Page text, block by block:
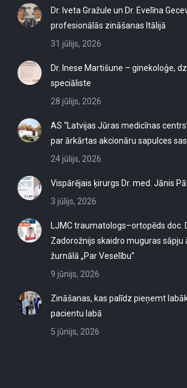
Dr. Iveta Gražule un Dr. Evelīna
profesionālās zināšanas Itālijā
31 jūlijs, 2026
Dr. Inese Martišune – ginekoloģe,
speciāliste
28 jūlijs, 2026
AS “Latvijas Jūras medicīnas
par ārkārtas akcionāru sapulces
24 jūlijs, 2026
Vispārējais ķirurgs Dr. med. Jānis
3 jūlijs, 2026
LJMC traumatologs–ortopēds doc.
Zadorožnijs skaidro muguras sāpju
žurnālā „Par Veselību”
9 jūnijs, 2026
Zināšanas, kas palīdz pieņemt
pacientu labā
5 jūnijs, 2026